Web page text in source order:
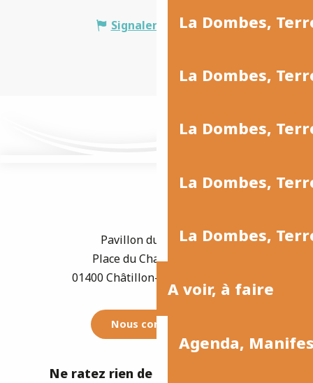
La Dombes,
La Dombes,
La Dombes,
La Dombes,
La Dombes,
A voir, à faire
Agenda,
Signaler une erreur
Pavillon du Tourisme
Place du Champ de Foire
01400 Châtillon-sur-Chalaronne
Nous contacter
Ne ratez rien de l'actualité de la